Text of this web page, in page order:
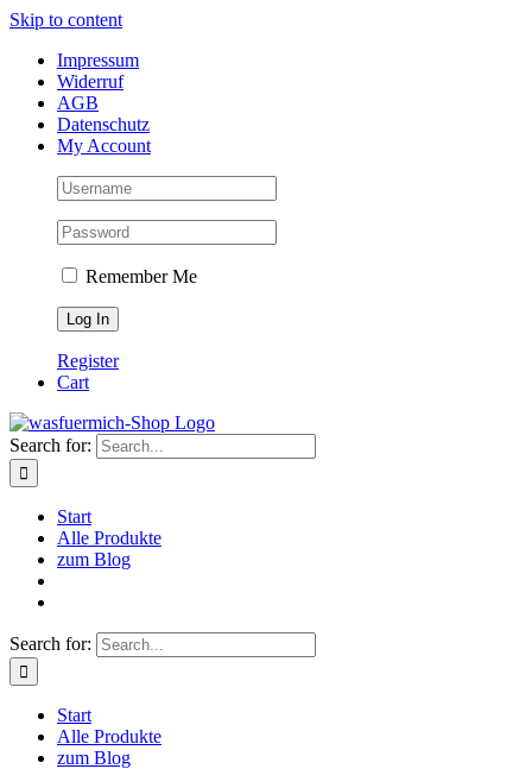
Skip to content
Impressum
Widerruf
AGB
Datenschutz
My Account
Remember Me
Register
Cart
Search for:
Start
Alle Produkte
zum Blog
Search for:
Start
Alle Produkte
zum Blog